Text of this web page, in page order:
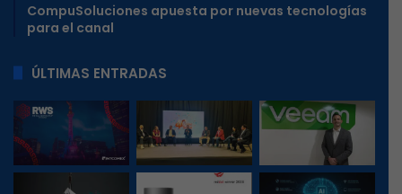
CompuSoluciones apuesta por nuevas tecnologías
para el canal
ÚLTIMAS ENTRADAS